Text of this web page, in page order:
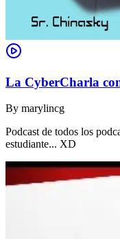
La CyberCharla
By marylincg
Podcast de todos los
estudiante... XD